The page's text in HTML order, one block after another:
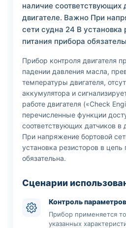
наличие соответствующих
двигателе. Важно При
сети судна 24 В установка
питания прибора
Прибор контроля двигателя
падении давления масла,
температуры двигателя,
аккумулятора и
работе двигателя («Check
перечисленные функции
соответствующих датчиков в
При напряжение бортовой
установка резисторов в цепь
обязательна.
Сценарии
Контроль параметров
Прибор применяется
указанных